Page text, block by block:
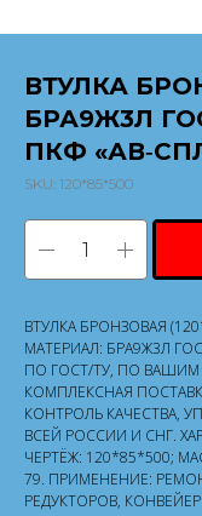
ВТУЛКА
БРА9Ж3Л
ПКФ
SKU: 120*85*500
ВТУЛКА БРОНЗОВАЯ
МАТЕРИАЛ: БРА9Ж3Л
ПО ГОСТ/ТУ, ПО
КОМПЛЕКСНАЯ
КОНТРОЛЬ КАЧЕСТВА,
ВСЕЙ РОССИИ И СНГ.
ЧЕРТЁЖ: 120*85*500;
79. ПРИМЕНЕНИЕ:
РЕДУКТОРОВ,